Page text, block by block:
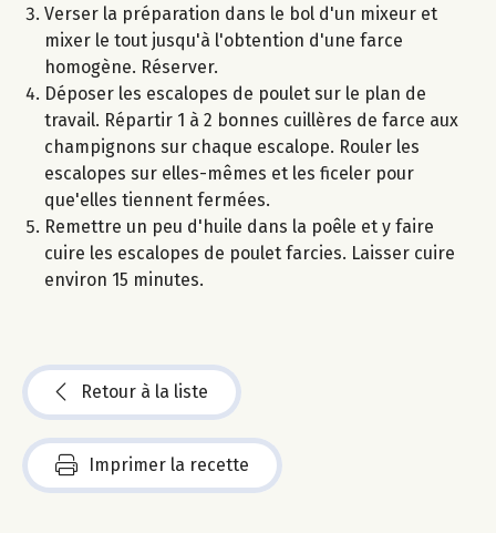
Verser la préparation dans le bol d'un mixeur et
mixer le tout jusqu'à l'obtention d'une farce
homogène. Réserver.
Déposer les escalopes de poulet sur le plan de
travail. Répartir 1 à 2 bonnes cuillères de farce aux
champignons sur chaque escalope. Rouler les
escalopes sur elles-mêmes et les ficeler pour
que'elles tiennent fermées.
Remettre un peu d'huile dans la poêle et y faire
cuire les escalopes de poulet farcies. Laisser cuire
environ 15 minutes.
Retour à la liste
Imprimer la recette